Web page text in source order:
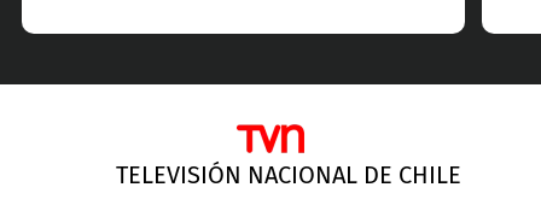
TELEVISIÓN NACIONAL DE CHILE